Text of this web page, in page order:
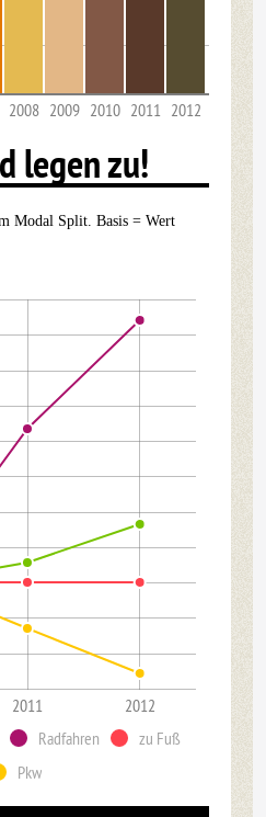
2008 2009 2010 2011 2012
legen zu!
Modal Split. Basis = Wert
2011
2012
Radfahren
zu Fuß
Pkw